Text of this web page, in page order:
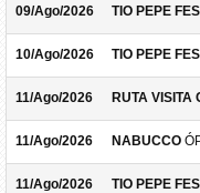
09/Ago/2026 TIO PEPE
10/Ago/2026 TIO PEPE
11/Ago/2026 RUTA VISITA
11/Ago/2026 NABUCCO
11/Ago/2026 TIO PEPE